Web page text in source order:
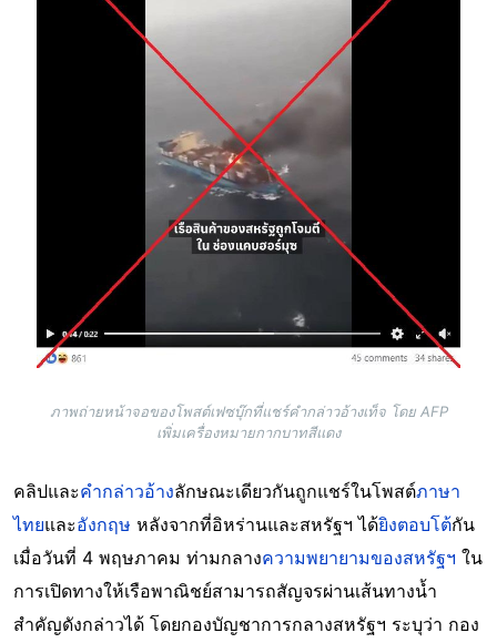
ภาพถ่ายหน้าจอของโพสต์เฟซบุ๊กที่แชร์คำกล่าวอ้างเท็จ โดย AFP
เพิ่มเครื่องหมายกากบาทสีแดง
คลิปและคำกล่าวอ้างลักษณะเดียวกันถูกแชร์ในโพสต์ภาษา
ไทยและอังกฤษ หลังจากที่อิหร่านและสหรัฐฯ ได้ยิงตอบโต้กัน
เมื่อวันที่ 4 พฤษภาคม ท่ามกลางความพยายามของสหรัฐฯ ใน
การเปิดทางให้เรือพาณิชย์สามารถสัญจรผ่านเส้นทางน้ำ
สำคัญดังกล่าวได้ โดยกองบัญชาการกลางสหรัฐฯ ระบุว่า กอง